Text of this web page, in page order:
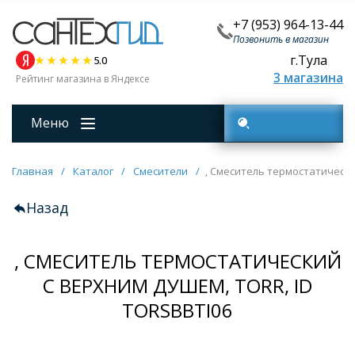
+7 (953) 964-13-44
Позвонить в магазин
5.0
Рейтинг магазина в Яндексе
г.Тула
3 магазина
Меню
Главная / Каталог / Смесители / , Cмеситель
Назад
, CМЕСИТЕЛЬ ТЕРМОСТАТИЧЕСКИЙ
С ВЕРХНИМ ДУШЕМ, TORR, ID
TORSBBTI06